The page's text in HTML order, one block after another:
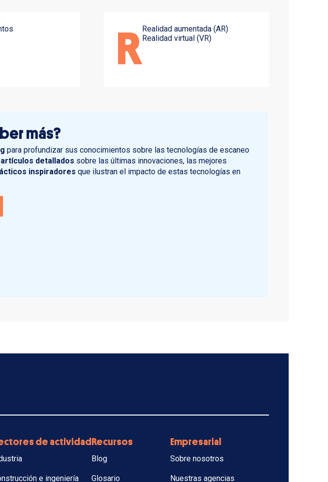
RRealidad aumentada (AR)
Realidad virtual (VR)
más?
para profundizar sus conocimientos sobre las tecnologías de escaneo
artículos detallados sobre las últimas innovaciones, las mejores
inspiradores que ilustran el impacto de estas tecnologías en
de actividad
e ingeniería
Recursos
Blog
Glosario
Empresarial
Sobre nosotros
Nuestras agencias